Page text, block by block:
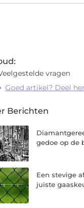
vragen
Goed artikel? Deel
Berichten
gedoe op de
Een stevige
juiste